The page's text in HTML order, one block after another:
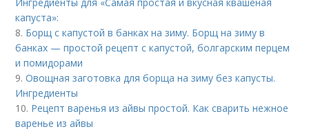
капуста»:
8. Борщ с капустой в банках на зиму. Борщ на зиму в
банках — простой рецепт с капустой, болгарским перцем
и помидорами
9.Овощная заготовка для борща на зиму без капусты.
Ингредиенты
10. Рецепт варенья из айвы простой. Как сварить нежное
варенье из айвы